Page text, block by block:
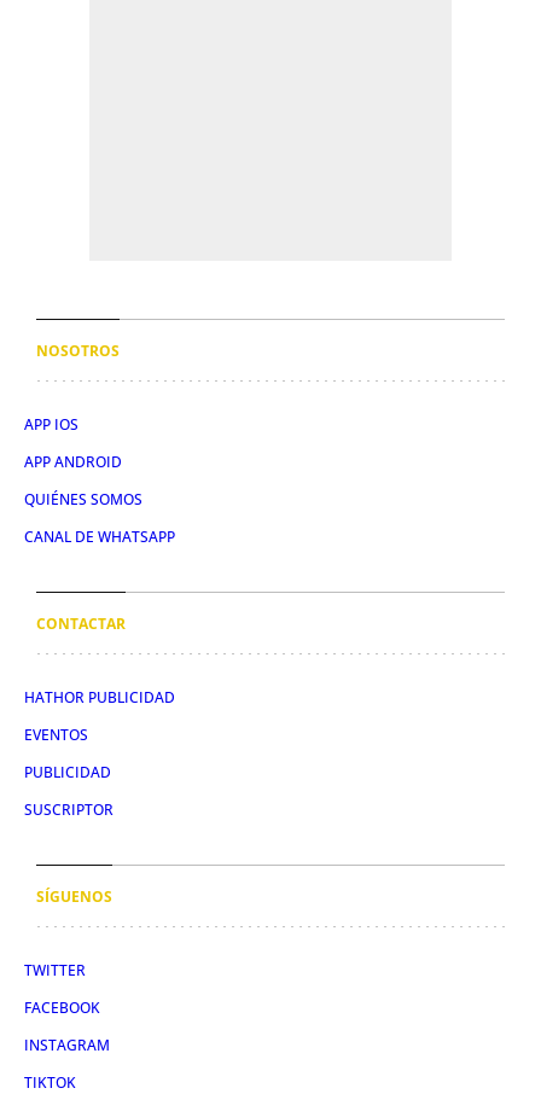
NOSOTROS
APP IOS
APP ANDROID
QUIÉNES SOMOS
CANAL DE WHATSAPP
CONTACTAR
HATHOR PUBLICIDAD
EVENTOS
PUBLICIDAD
SUSCRIPTOR
SÍGUENOS
TWITTER
FACEBOOK
INSTAGRAM
TIKTOK